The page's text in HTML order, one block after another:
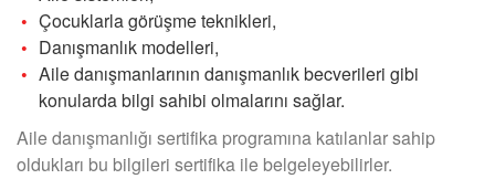
Çocuklarla görüşme teknikleri,
Danışmanlık modelleri,
Aile danışmanlarının danışmanlık becverileri gibi
konularda bilgi sahibi olmalarını sağlar.
Aile danışmanlığı sertifika programına katılanlar sahip
oldukları bu bilgileri sertifika ile belgeleyebilirler.